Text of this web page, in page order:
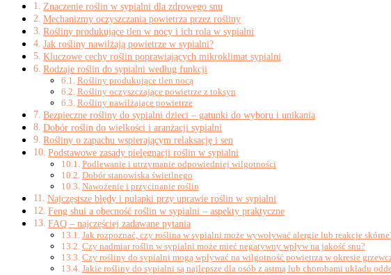
Znaczenie roślin w sypialni dla zdrowego snu
Mechanizmy oczyszczania powietrza przez rośliny
Rośliny produkujące tlen w nocy i ich rola w sypialni
Jak rośliny nawilżają powietrze w sypialni?
Kluczowe cechy roślin poprawiających mikroklimat sypialni
Rodzaje roślin do sypialni według funkcji
Rośliny produkujące tlen nocą
Rośliny oczyszczające powietrze z toksyn
Rośliny nawilżające powietrze
Bezpieczne rośliny do sypialni dzieci – gatunki do wyboru i unikania
Dobór roślin do wielkości i aranżacji sypialni
Rośliny o zapachu wspierającym relaksację i sen
Podstawowe zasady pielęgnacji roślin w sypialni
Podlewanie i utrzymanie odpowiedniej wilgotności
Dobór stanowiska świetlnego
Nawożenie i przycinanie roślin
Najczęstsze błędy i pułapki przy uprawie roślin w sypialni
Feng shui a obecność roślin w sypialni – aspekty praktyczne
FAQ – najczęściej zadawane pytania
Jak rozpoznać, czy roślina w sypialni może wywoływać alergie lub reakcje
Czy nadmiar roślin w sypialni może mieć negatywny wpływ na jakość snu?
Czy rośliny do sypialni mogą wpływać na wilgotność powietrza w okresie
Jakie rośliny do sypialni są najlepsze dla osób z astmą lub chorobami układu